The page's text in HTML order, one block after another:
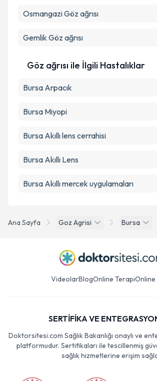
Ana Sayfa Goz Agrisi Bursa
OsmangaziGöz ağrısı
Gemlik Göz ağrısı
Göz ağrısı ile İlgili Hastalıklar
Bursa Arpacık
Bursa Miyopi
Bursa Akıllı lens cerrahisi
Bursa Akıllı Lens
Bursa Akıllı mercek uygulamaları
VideolarBlogOnline Terapi
SERTİFİKA VE
Doktorsitesi.com Sağlık Bakanlığı onaylı ve
platformudur. Sertifikaları ile tescillenmiş
sağlık hizmetlerine erişim